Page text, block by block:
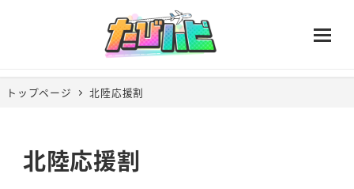
トップページ 北陸応援割
北陸応援割